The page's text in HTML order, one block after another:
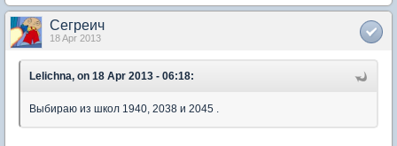
Сегреич
18 Apr 2013
Lelichna, on 18 Apr 2013 - 06:18:
Выбираю из школ 1940, 2038 и 2045 .